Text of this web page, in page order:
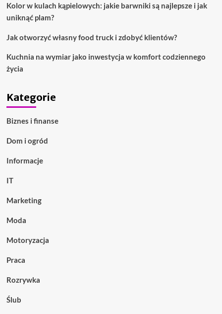
Kolor w kulach kąpielowych: jakie barwniki są najlepsze i jak
uniknąć plam?
Jak otworzyć własny food truck i zdobyć klientów?
Kuchnia na wymiar jako inwestycja w komfort codziennego
życia
Kategorie
Biznes i finanse
Dom i ogród
Informacje
IT
Marketing
Moda
Motoryzacja
Praca
Rozrywka
Ślub